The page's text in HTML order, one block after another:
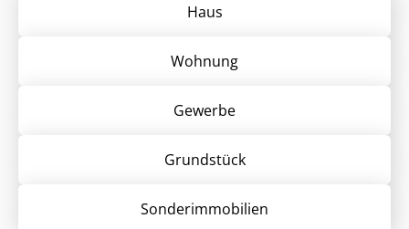
Haus
Wohnung
Gewerbe
Grund­stück
Sonder­immobilien